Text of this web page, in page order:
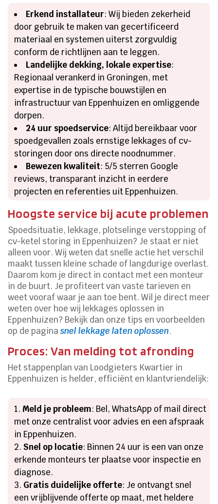
Erkend installateur: Wij bieden zekerheid
door gebruik te maken van gecertificeerd
materiaal en systemen uiterst zorgvuldig
conform de richtlijnen aan te leggen.
Landelijke dekking, lokale expertise:
Regionaal verankerd in Groningen, met
expertise in de typische bouwstijlen en
infrastructuur van Eppenhuizen en omliggende
dorpen.
24 uur spoedservice: Altijd bereikbaar voor
spoedgevallen zoals ernstige lekkages of cv-
storingen door ons directe noodnummer.
Bewezen kwaliteit: 5/5 sterren Google
reviews, transparant inzicht in eerdere
projecten en referenties uit Eppenhuizen.
Hoogste service bij acute problemen
Spoedsituatie, lekkage, plotselinge verstopping of
cv-ketel storing in Eppenhuizen? Je staat er niet
alleen voor. Wij weten dat snelle actie het verschil
maakt tussen kleine schade of langdurige overlast.
Daarom kom je direct in contact met een monteur
in de buurt. Je profiteert van vaste tarieven en
weet vooraf waar je aan toe bent. Wil je direct meer
weten over hoe wij lekkages oplossen in
Eppenhuizen? Bekijk dan onze tips en voorbeelden
op de paginasnel lekkage laten oplossen.
Proces: Van melding tot afronding
Het stappenplan van Loodgieters Kwartier in
Eppenhuizen is helder, efficiënt en klantvriendelijk:
Meld je probleem: Bel, WhatsApp of mail direct
met onze centralist voor advies en een afspraak
in Eppenhuizen.
Snel op locatie: Binnen 24 uur is een van onze
erkende monteurs ter plaatse voor inspectie en
diagnose.
Gratis duidelijke offerte: Je ontvangt snel
een vrijblijvende offerte op maat, met heldere